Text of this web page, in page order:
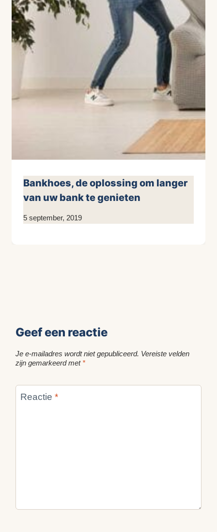
Bankhoes, de oplossing om langer
van uw bank te genieten
Door
5 september, 2019
Geef een reactie
Je e-mailadres wordt niet gepubliceerd. Vereiste velden
zijn gemarkeerd met *
Reactie *